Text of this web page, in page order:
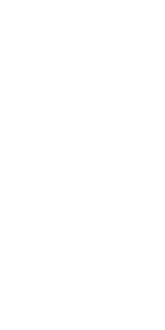
Public